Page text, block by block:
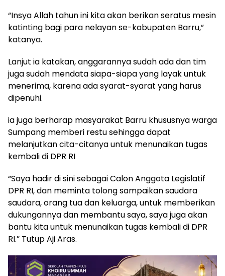
“Insya Allah tahun ini kita akan berikan seratus mesin
katinting bagi para nelayan se-kabupaten Barru,”
katanya.
Lanjut ia katakan, anggarannya sudah ada dan tim
juga sudah mendata siapa-siapa yang layak untuk
menerima, karena ada syarat-syarat yang harus
dipenuhi.
ia juga berharap masyarakat Barru khususnya warga
Sumpang memberi restu sehingga dapat
melanjutkan cita-citanya untuk menunaikan tugas
kembali di DPR RI
“Saya hadir di sini sebagai Calon Anggota Legislatif
DPR RI, dan meminta tolong sampaikan saudara
saudara, orang tua dan keluarga, untuk memberikan
dukungannya dan membantu saya, saya juga akan
bantu kita untuk menunaikan tugas kembali di DPR
RI.” Tutup Aji Aras.